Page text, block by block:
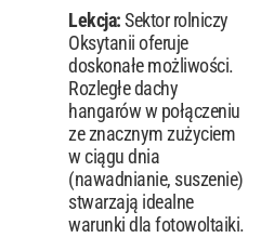
Lekcja:Sektor rolniczy
Oksytanii oferuje
doskonałe możliwości.
Rozległe dachy
hangarów w połączeniu
ze znacznym zużyciem
w ciągu dnia
(nawadnianie, suszenie)
stwarzają idealne
warunki dla fotowoltaiki.